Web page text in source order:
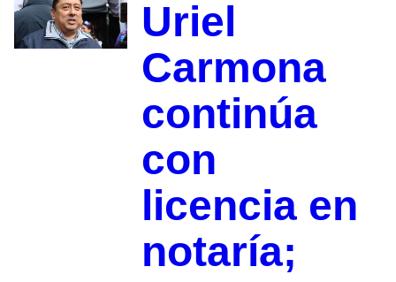
Uriel
Carmona
continúa
con
licencia en
notaría;